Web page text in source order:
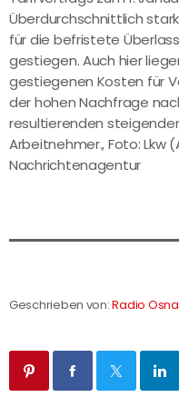
Überdurchschnittlich
für die befristete
gestiegen. Auch hier
gestiegenen Kosten für
der hohen Nachfrage
resultierenden
Arbeitnehmer., Foto: Lkw
Nachrichtenagentur
Geschrieben von:Radio